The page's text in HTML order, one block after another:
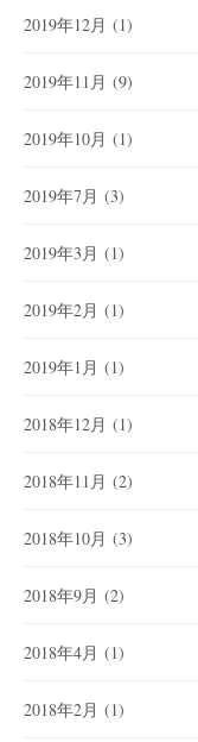
2019年12月 (1)
2019年11月 (9)
2019年10月 (1)
2019年7月 (3)
2019年3月 (1)
2019年2月 (1)
2019年1月 (1)
2018年12月 (1)
2018年11月 (2)
2018年10月 (3)
2018年9月 (2)
2018年4月 (1)
2018年2月 (1)